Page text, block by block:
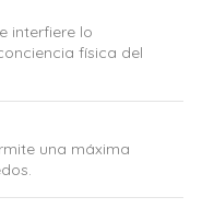
interfiere lo
física del
una máxima